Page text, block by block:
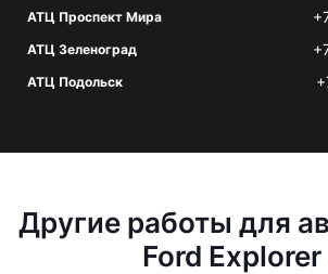
АТЦ Проспект Мира
АТЦ Зеленоград
АТЦ Подольск
Другие работы для
Ford Explorer